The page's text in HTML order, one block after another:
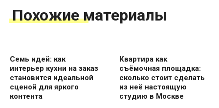
Похожие материалы
Семь идей: как
интерьер кухни на заказ
становится идеальной
сценой для яркого
контента
Квартира как
съёмочная площадка:
сколько стоит сделать
из неё настоящую
студию в Москве